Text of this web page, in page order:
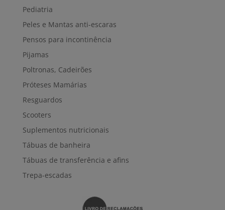
Pediatria
Peles e Mantas anti-escaras
Pensos para incontinência
Pijamas
Poltronas, Cadeirões
Próteses Mamárias
Resguardos
Scooters
Suplementos nutricionais
Tábuas de banheira
Tábuas de transferência e afins
Trepa-escadas